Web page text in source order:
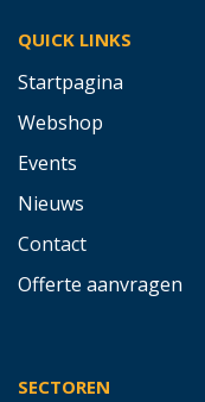
QUICK LINKS
Startpagina
Webshop
Events
Nieuws
Contact
Offerte aanvragen
SECTOREN